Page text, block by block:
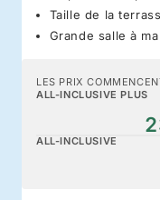
Taille de la
Grande salle à
LES PRIX
ALL-INCLUSIVE PLUS
ALL-INCLUSIVE